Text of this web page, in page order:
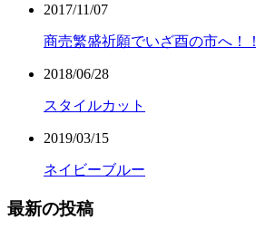
2017/11/07
商売繁盛祈願でいざ酉の市へ！！
2018/06/28
スタイルカット
2019/03/15
ネイビーブルー
最新の投稿